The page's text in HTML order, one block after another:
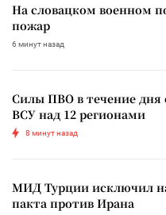
На словацком военном
пожар
6 минут назад
Силы ПВО в течение дня
ВСУ над 12 регионами
8 минут назад
МИД Турции исключил
пакта против Ирана